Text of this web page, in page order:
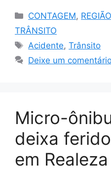
Categorias
CONTAGEM,
TRÂNSITO
Tags
Acidente,Trânsito
Deixe um
Micro-
deixa
em Realeza